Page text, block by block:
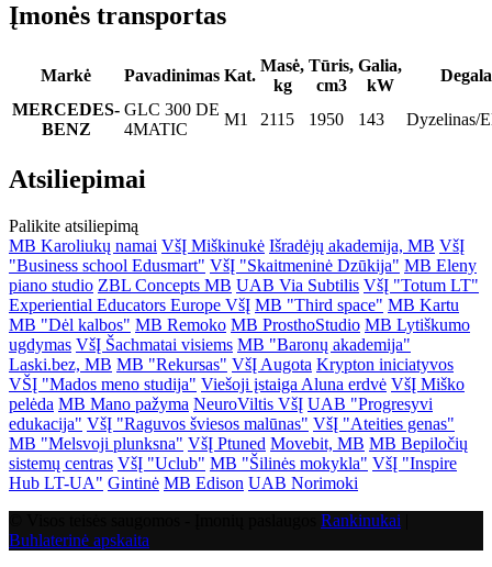
Įmonės transportas
Markė Pavadinimas Kat.
Masė,
kg
Tūris,
cm3
Galia,
kW
MERCEDES-
BENZ
GLC 300 DE
4MATIC
M1 2115 1950 143 Dyzelinas/
Atsiliepimai
Palikite atsiliepimą
MB Karoliukų namai VšĮ Miškinukė Išradėjų akademija, MB VšĮ
"Business school Edusmart" VšĮ "Skaitmeninė Dzūkija" MB Eleny
piano studio ZBL Concepts MB UAB Via Subtilis VšĮ "Totum LT"
Experiential Educators Europe VšĮ MB "Third space" MB Kartu
MB "Dėl kalbos" MB Remoko MB ProsthoStudio MB Lytiškumo
ugdymas VšĮ Šachmatai visiems MB "Baronų akademija"
Laski.bez, MB MB "Rekursas" VšĮ Augota Krypton iniciatyvos
VŠĮ "Mados meno studija" Viešoji įstaiga Aluna erdvė VšĮ Miško
pelėda MB Mano pažyma NeuroViltis VšĮ UAB "Progresyvi
edukacija" VšĮ "Raguvos šviesos malūnas" VšĮ "Ateities genas"
MB "Melsvoji plunksna" VšĮ Ptuned Movebit, MB MB Bepiločių
sistemų centras VšĮ "Uclub" MB "Šilinės mokykla" VšĮ "Inspire
Hub LT-UA" Gintinė MB Edison UAB Norimoki
Rankinukai
Buhlaterinė apskaita